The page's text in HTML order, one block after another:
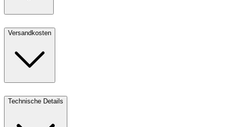
Versandkosten
Technische Details